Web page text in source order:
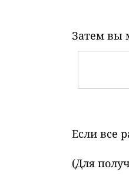
Затем вы
Если все
(Для